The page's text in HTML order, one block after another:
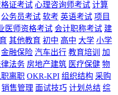
证考试 心理咨询师考试 计算
公务员考试 软考 英语考试 项目
医师资格考试 会计职称考试 建
其他教育 初中 高中 大学 小学
金融保险 汽车出行 教育培训
加
法务 房地产建筑 医疗保健 物
职离职 OKR-KPI 组织结构 采购
销售管理 面试技巧 计划总结 综